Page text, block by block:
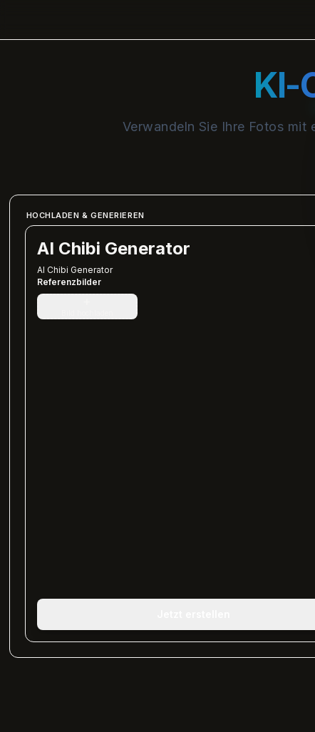
KI-
Verwandeln Sie Ihre Fotos mit
HOCHLADEN & GENERIEREN
AI Chibi Generator
AI Chibi Generator
Referenzbilder